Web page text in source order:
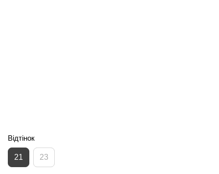
Відтінок
21 23